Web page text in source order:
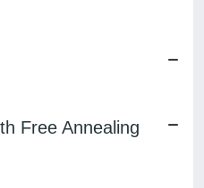
Free Annealing